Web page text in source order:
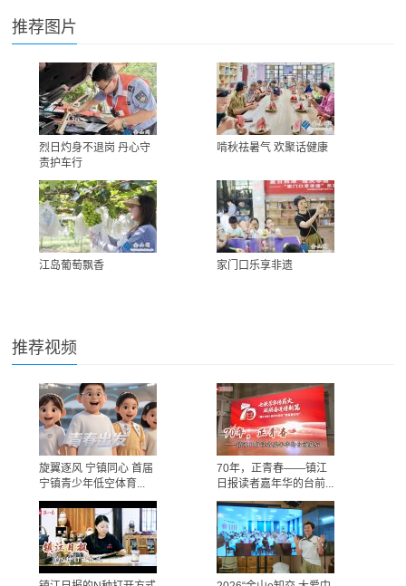
推荐图片
烈日灼身不退岗 丹心守
责护车行
啃秋祛暑气 欢聚话健康
江岛葡萄飘香 家门口乐享非遗
推荐视频
旋翼逐风 宁镇同心 首届
宁镇青少年低空体育...
70年，正青春——镇江
日报读者嘉年华的台前...